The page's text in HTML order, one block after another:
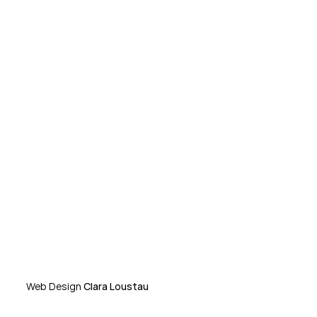
Web Design Clara Loustau